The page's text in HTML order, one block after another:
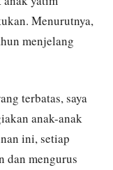
Menurutnya,
menjelang
terbatas, saya
anak-anak
ini, setiap
dan mengurus